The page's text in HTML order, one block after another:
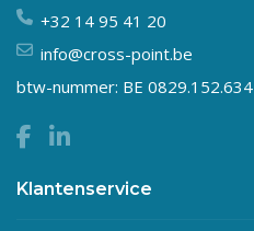
+32 14 95 41 20
info@cross-point.be
btw-nummer: BE 0829.152.634
Klantenservice